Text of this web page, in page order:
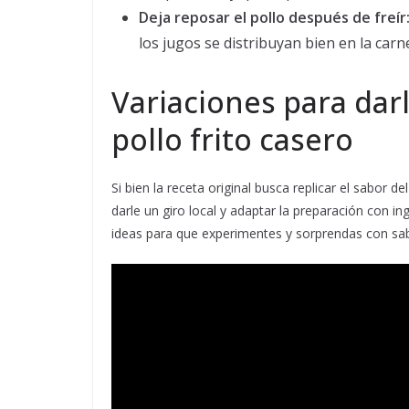
Deja reposar el pollo después de freír:
los jugos se distribuyan bien en la
Variaciones para
pollo frito casero
Si bien la receta original busca replicar el sabor
darle un giro local y adaptar la preparación con
ideas para que experimentes y sorprendas con